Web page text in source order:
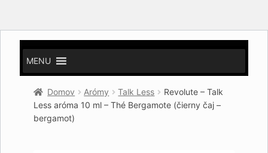
MENU
Domov Arómy Talk Less
Revolute – Talk
Less aróma 10 ml – Thé Bergamote (čierny čaj –
bergamot)